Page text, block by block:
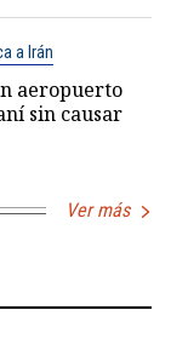
a Irán
aeropuerto
sin causar
Ver más